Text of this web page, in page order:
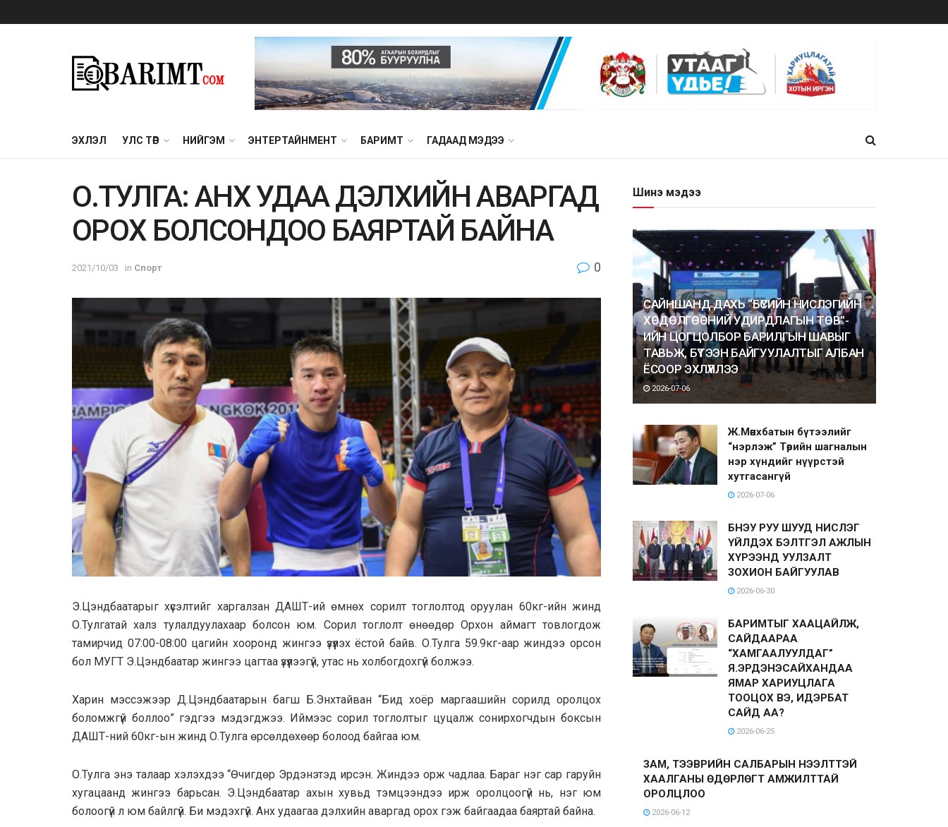
ЭХЛЭЛ УЛС ТӨР НИЙГЭМ ЭНТЕРТАЙНМЕНТ БАРИМТ ГАДААД МЭДЭЭ
О.ТУЛГА: АНХ УДАА ДЭЛХИЙН АВАРГАД
ОРОХ БОЛСОНДОО БАЯРТАЙ БАЙНА
2021/10/03 in Спорт 0
Э.Цэндбаатарыг хүсэлтийг харгалзан ДАШТ-ий өмнөх сорилт тоглолтод оруулан 60кг-ийн жинд
О.Тулгатай халз тулалдуулахаар болсон юм. Сорил тоглолт өнөөдөр Орхон аймагт товлогдож
тамирчид 07:00-08:00 цагийн хооронд жингээ үзүүлэх ёстой байв. О.Тулга 59.9кг-аар жиндээ орсон
бол МУГТ Э.Цэндбаатар жингээ цагтаа үзүүлээгүй, утас нь холбогдохгүй болжээ.
Харин мэссэжээр Д.Цэндбаатарын багш Б.Энхтайван “Бид хоёр маргаашийн сорилд оролцох
боломжгүй боллоо” гэдгээ мэдэгджээ. Иймээс сорил тоглолтыг цуцалж сонирхогчдын боксын
ДАШТ-ний 60кг-ын жинд О.Тулга өрсөлдөхөөр болоод байгаа юм.
О.Тулга энэ талаар хэлэхдээ “Өчигдөр Эрдэнэтэд ирсэн. Жиндээ орж чадлаа. Бараг нэг сар гаруйн
хугацаанд жингээ барьсан. Э.Цэндбаатар ахын хувьд тэмцээндээ ирж оролцоогүй нь, нэг юм
болоогүй л юм байлгүй. Би мэдэхгүй. Анх удаагаа дэлхийн аваргад орох гэж байгаадаа баяртай байна.
Шинэ мэдээ
САЙНШАНД ДАХЬ “БҮСИЙН НИСЛЭГИЙН
ХӨДӨЛГӨӨНИЙ УДИРДЛАГЫН ТӨВ”-
ИЙН ЦОГЦОЛБОР БАРИЛГЫН ШАВЫГ
ТАВЬЖ, БҮТЭЭН БАЙГУУЛАЛТЫГ АЛБАН
ЁСООР ЭХЛҮҮЛЛЭЭ
2026-07-06
Ж.Мөнхбатын бүтээлийг
“нэрлэж” Төрийн шагналын
нэр хүндийг нүүрстэй
хутгасангүй
2026-07-06
БНЭУ РУУ ШУУД НИСЛЭГ
ҮЙЛДЭХ БЭЛТГЭЛ АЖЛЫН
ХҮРЭЭНД УУЛЗАЛТ
ЗОХИОН БАЙГУУЛАВ
2026-06-30
БАРИМТЫГ ХААЦАЙЛЖ,
САЙДААРАА
“ХАМГААЛУУЛДАГ”
Я.ЭРДЭНЭСАЙХАНДАА
ЯМАР ХАРИУЦЛАГА
ТООЦОХ ВЭ, ИДЭРБАТ
САЙД АА?
2026-06-25
ЗАМ, ТЭЭВРИЙН САЛБАРЫН НЭЭЛТТЭЙ
ХААЛГАНЫ ӨДӨРЛӨГТ АМЖИЛТТАЙ
ОРОЛЦЛОО
2026-06-12